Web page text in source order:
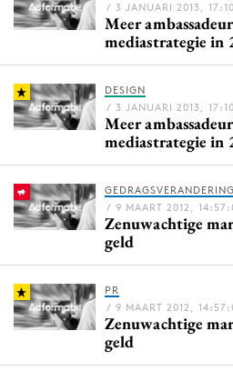
Menu
9 sept: GenAI-training
12 nov: MarketingLive!
Events
Opleidingen
Vacatures
Academy
Partners
Topics
Artificial Intelligence
/ 3 JANUARI 2013,
Meer
mediastrategie in
DESIGN
/ 3 JANUARI 2013,
Meer
mediastrategie in
GEDRAGSVERANDERING
/ 9 MAART 2012,
Zenuwachtige
geld
PR
/ 9 MAART 2012,
Zenuwachtige
geld